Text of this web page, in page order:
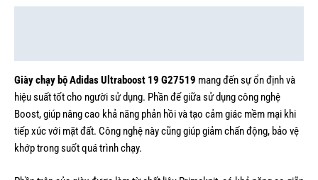
Giày chạy bộ Adidas Ultraboost 19 G27519 mang đến sự ổn định và
hiệu suất tốt cho người sử dụng. Phần đế giữa sử dụng công nghệ
Boost, giúp nâng cao khả năng phản hồi và tạo cảm giác mềm mại khi
tiếp xúc với mặt đất. Công nghệ này cũng giúp giảm chấn động, bảo vệ
khớp trong suốt quá trình chạy.